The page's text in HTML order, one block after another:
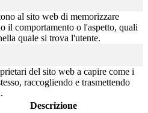
al sito web di memorizzare
il comportamento o l'aspetto, quali
quale si trova l'utente.
del sito web a capire come i
raccogliendo e trasmettendo
Descrizione